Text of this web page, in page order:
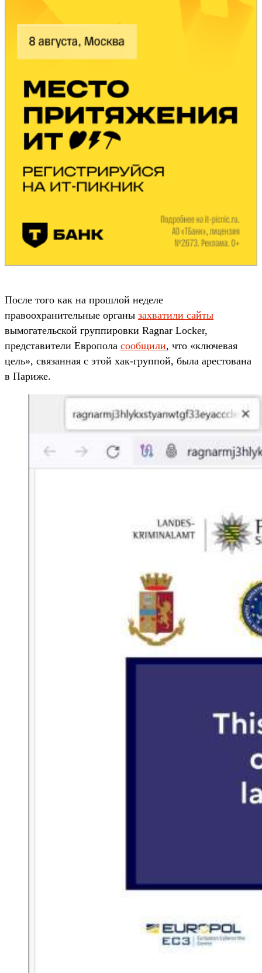
После того как на прошлой неделе
правоохранительные органы захватили сайты
вымогательской группировки Ragnar Locker,
представители Европола сообщили, что «ключевая
цель», связанная с этой хак-группой, была арестована
в Париже.